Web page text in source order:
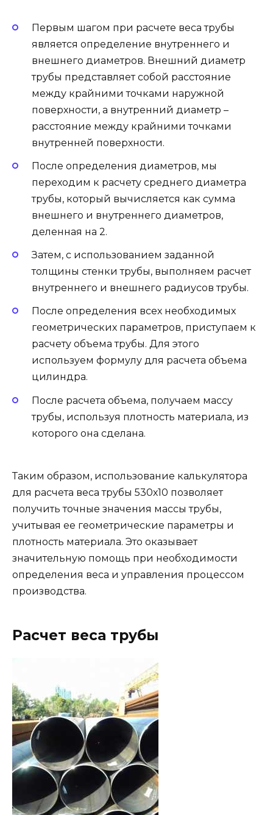
Первым шагом при расчете веса трубы
является определение внутреннего и
внешнего диаметров. Внешний диаметр
трубы представляет собой расстояние
между крайними точками наружной
поверхности, а внутренний диаметр –
расстояние между крайними точками
внутренней поверхности.
После определения диаметров, мы
переходим к расчету среднего диаметра
трубы, который вычисляется как сумма
внешнего и внутреннего диаметров,
деленная на 2.
Затем, с использованием заданной
толщины стенки трубы, выполняем расчет
внутреннего и внешнего радиусов трубы.
После определения всех необходимых
геометрических параметров, приступаем к
расчету объема трубы. Для этого
используем формулу для расчета объема
цилиндра.
После расчета объема, получаем массу
трубы, используя плотность материала, из
которого она сделана.
Таким образом, использование калькулятора
для расчета веса трубы 530х10 позволяет
получить точные значения массы трубы,
учитывая ее геометрические параметры и
плотность материала. Это оказывает
значительную помощь при необходимости
определения веса и управления процессом
производства.
Расчет веса трубы